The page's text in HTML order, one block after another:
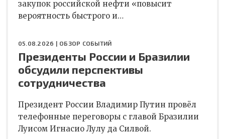
закупок российской нефти «повысит
вероятность быстрого и…
05.08.2026 | ОБЗОР СОБЫТИЙ
Президенты России и Бразилии
обсудили перспективы
сотрудничества
Президент России Владимир Путин провёл
телефонные переговоры с главой Бразилии
Луисом Игнасио Лулу да Силвой.